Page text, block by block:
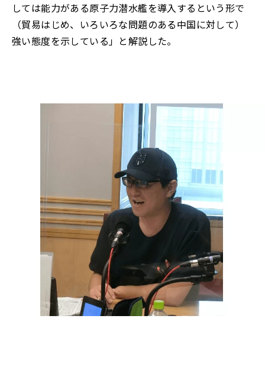
しては能力がある原子力潜水艦を導入するという形で
（貿易はじめ、いろいろな問題のある中国に対して）
強い態度を示している」と解説した。